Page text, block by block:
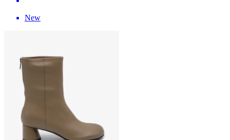
New